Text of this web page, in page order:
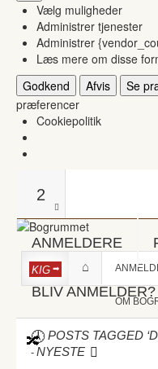
Vælg muligheder
Administrer tjenester
Administrer
Læs mere om disse
Godkend
Afvis Se
præferencer
Cookiepolitik
2
ANMELDERE
BLIV ANMELDER?
KIG
OM
POSTS TAGGED
-NYESTE